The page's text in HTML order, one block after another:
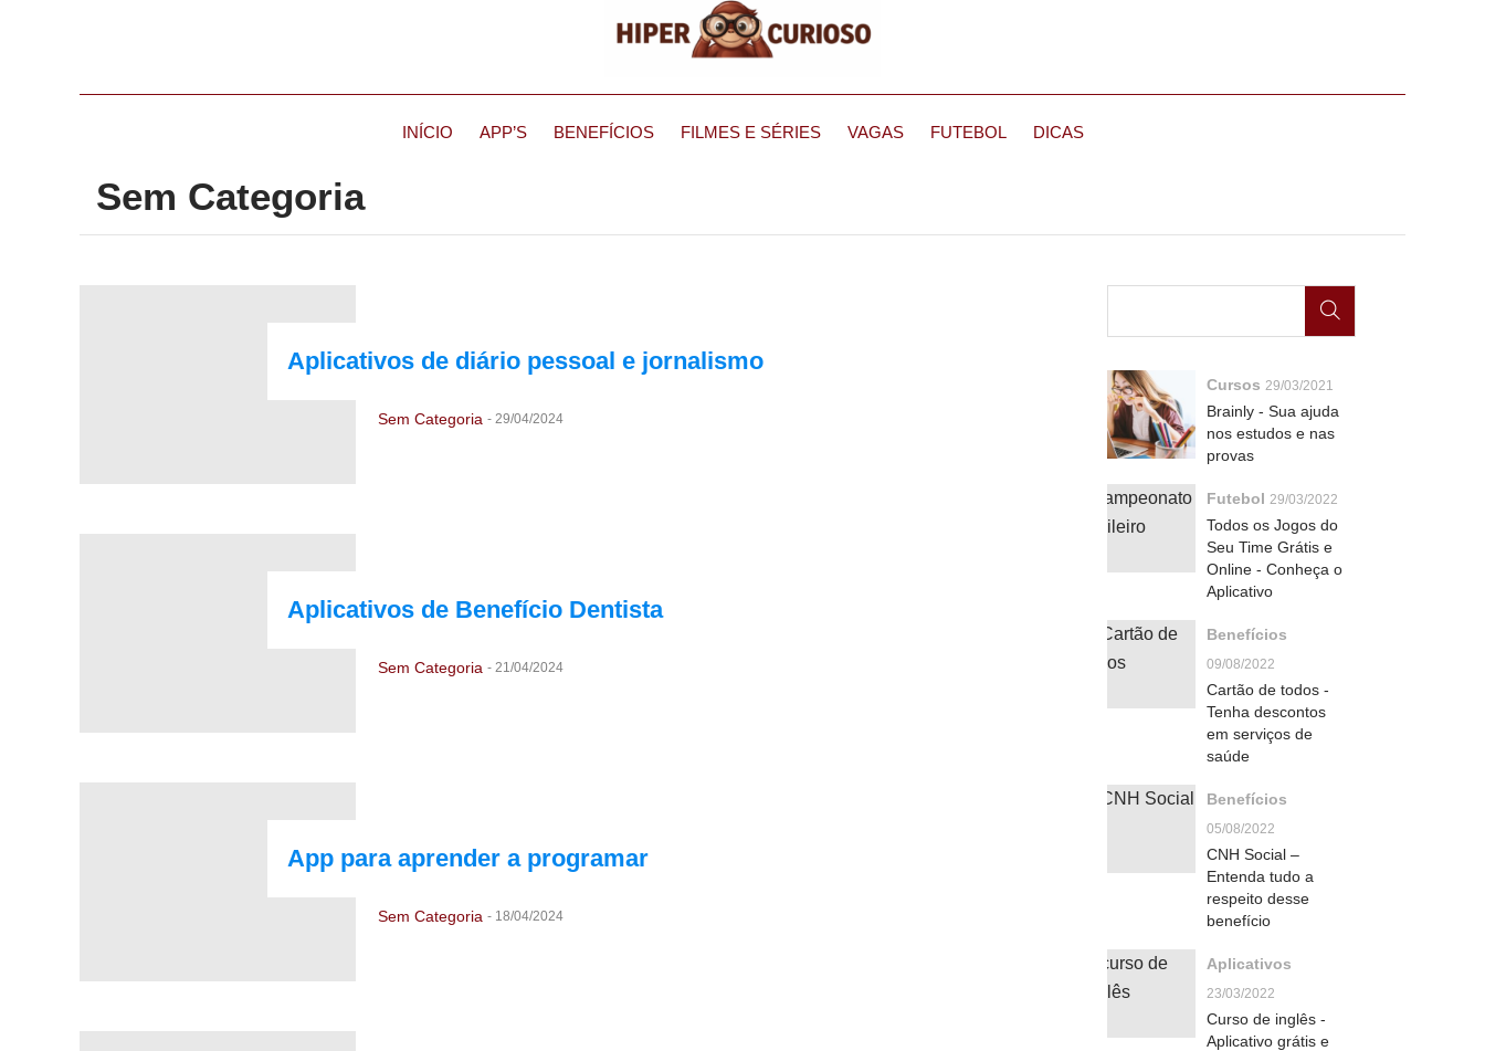
INÍCIO APP’S BENEFÍCIOS FILMES E SÉRIES VAGAS FUTEBOL DICAS
Sem Categoria
Aplicativos de diário pessoal e jornalismo
Sem Categoria - 29/04/2024
Aplicativos de Benefício Dentista
Sem Categoria - 21/04/2024
App para aprender a programar
Sem Categoria - 18/04/2024
Cursos 29/03/2021
Brainly - Sua ajuda
nos estudos e nas
provas
Futebol 29/03/2022
Todos os Jogos do
Seu Time Grátis e
Online - Conheça o
Aplicativo
Benefícios
09/08/2022
Cartão de todos -
Tenha descontos
em serviços de
saúde
Benefícios
05/08/2022
CNH Social –
Entenda tudo a
respeito desse
benefício
Aplicativos
23/03/2022
Curso de inglês -
Aplicativo grátis e